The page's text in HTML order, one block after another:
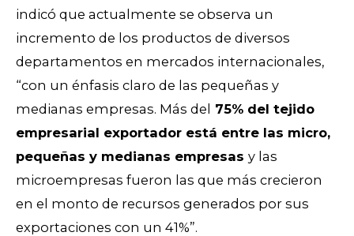
indicó que actualmente se observa un
incremento de los productos de diversos
departamentos en mercados internacionales,
“con un énfasis claro de las pequeñas y
medianas empresas. Más del 75% del tejido
empresarial exportador está entre las micro,
pequeñas y medianas empresas y las
microempresas fueron las que más crecieron
en el monto de recursos generados por sus
exportaciones con un 41%”.